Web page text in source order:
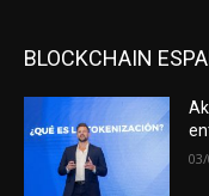
BLOCKCHAIN